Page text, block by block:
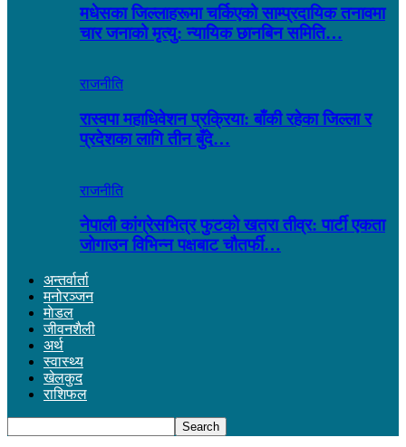
मधेसका जिल्लाहरूमा चर्किएको साम्प्रदायिक तनावमा
चार जनाको मृत्यु: न्यायिक छानबिन समिति…
राजनीति
रास्वपा महाधिवेशन प्रक्रिया: बाँकी रहेका जिल्ला र
प्रदेशका लागि तीन बुँदे…
राजनीति
नेपाली कांग्रेसभित्र फुटको खतरा तीव्र: पार्टी एकता
जोगाउन विभिन्न पक्षबाट चौतर्फी…
अन्तर्वार्ता
मनोरञ्जन
माेडल
जीवनशैली
अर्थ
स्वास्थ्य
खेलकुद
राशिफल